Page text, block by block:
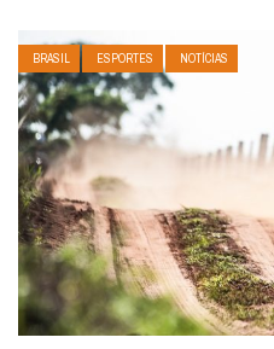
BRASIL ESPORTES NOTÍCIAS